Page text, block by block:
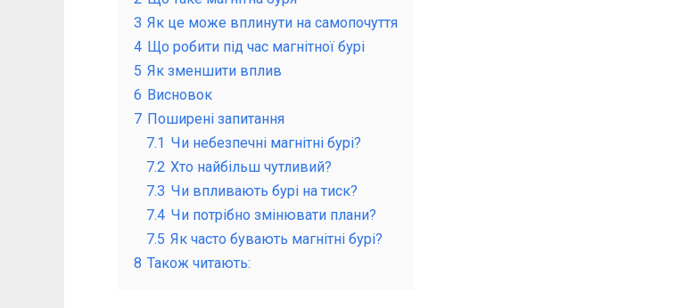
3 Як це може вплинути на самопочуття
4 Що робити під час магнітної бурі
5 Як зменшити вплив
6 Висновок
7 Поширені запитання
7.1 Чи небезпечні магнітні бурі?
7.2 Хто найбільш чутливий?
7.3 Чи впливають бурі на тиск?
7.4 Чи потрібно змінювати плани?
7.5 Як часто бувають магнітні бурі?
8 Також читають: